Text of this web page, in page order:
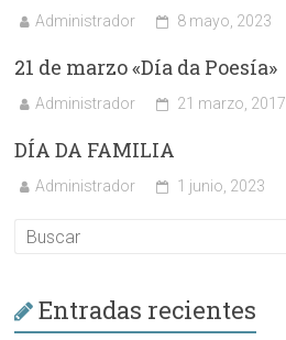
Administrador 8 mayo, 2023
21 de marzo «Día da Poesía»
Administrador 21 marzo, 2017
DÍA DA FAMILIA
Administrador 1 junio, 2023
Entradas recientes